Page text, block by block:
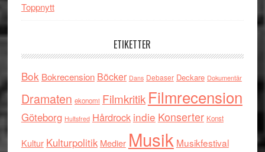
Toppnytt
ETIKETTER
Bok Bokrecension Böcker Dans Debaser Deckare Dokumentär
Dramaten ekonomi Filmkritik Filmrecension
Göteborg Hultsfred Hårdrock indie Konserter Konst
Kultur Kulturpolitik Medier Musik Musikfestival